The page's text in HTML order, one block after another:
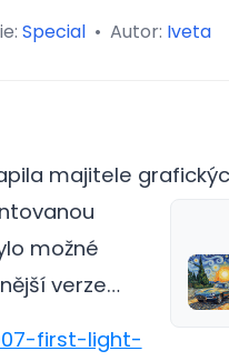
Special • Autor: Iveta
majitele
možné
verze…
first-light-